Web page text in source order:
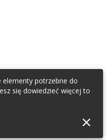
elementy potrzebne do
się dowiedzieć więcej to